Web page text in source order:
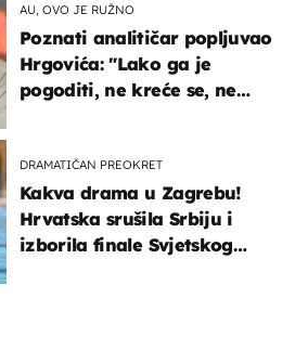
AU, OVO JE RUŽNO
Poznati analitičar popljuvao
Hrgovića: "Lako ga je
pogoditi, ne kreće se, ne
DRAMATIČAN PREOKRET
Kakva drama u Zagrebu!
Hrvatska srušila Srbiju i
izborila finale Svjetskog